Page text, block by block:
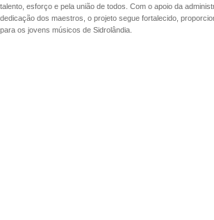
talento, esforço e pela união de todos. Com o apoio da
dedicação dos maestros, o projeto segue fortalecido,
para os jovens músicos de Sidrolândia.